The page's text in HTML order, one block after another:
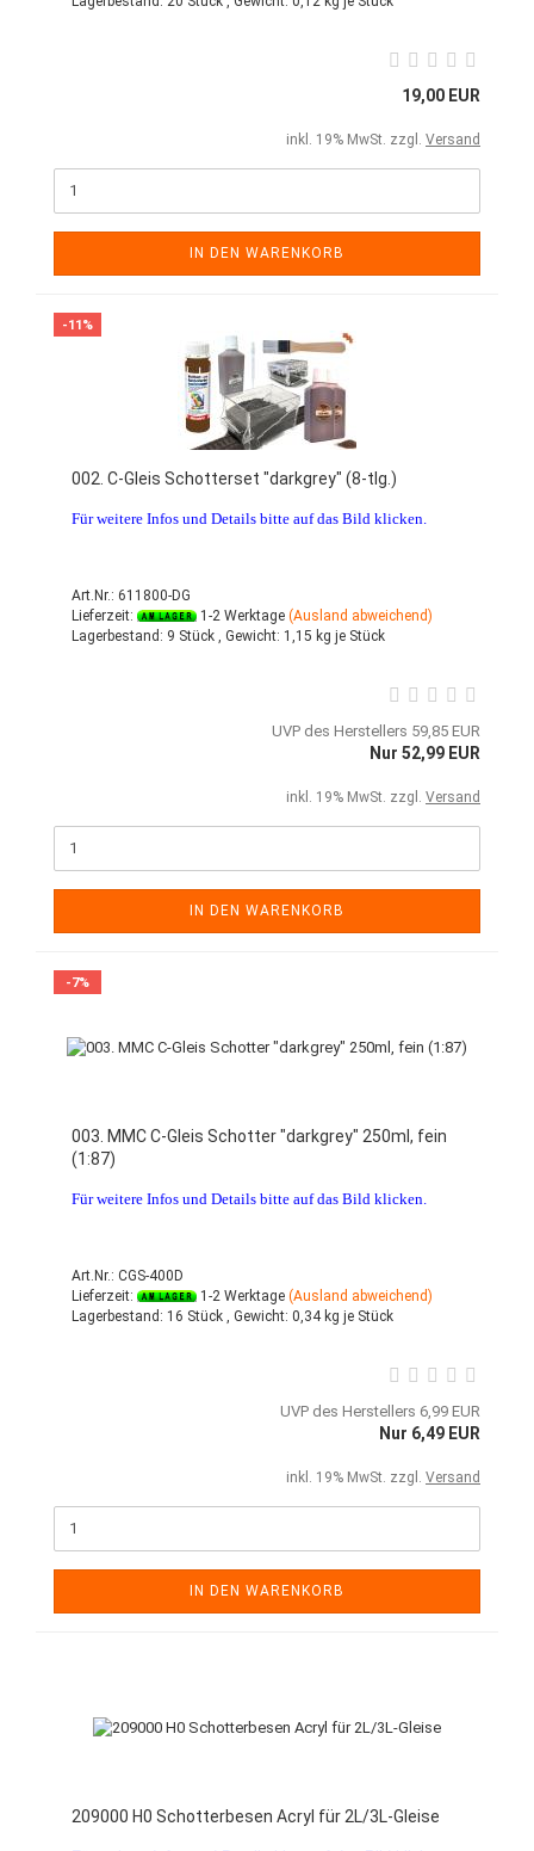
19,00 EUR
inkl. 19% MwSt. zzgl. Versand
IN DEN WARENKORB
-11%
002. C-Gleis Schotterset "darkgrey" (8-tlg.)
Für weitere Infos und Details bitte auf das Bild klicken.
Art.Nr.: 611800-DG
Lieferzeit:
1-2 Werktage (Ausland abweichend)
Lagerbestand: 9 Stück , Gewicht: 1,15 kg je Stück
UVP des Herstellers 59,85 EUR
Nur 52,99 EUR
inkl. 19% MwSt. zzgl. Versand
IN DEN WARENKORB
-7%
003. MMC C-Gleis Schotter "darkgrey" 250ml, fein
(1:87)
Für weitere Infos und Details bitte auf das Bild klicken.
Art.Nr.: CGS-400D
Lieferzeit:
1-2 Werktage (Ausland abweichend)
Lagerbestand: 16 Stück , Gewicht: 0,34kg je Stück
UVP des Herstellers 6,99 EUR
Nur 6,49 EUR
inkl. 19% MwSt. zzgl. Versand
IN DEN WARENKORB
209000 H0 Schotterbesen Acryl für 2L/3L-Gleise